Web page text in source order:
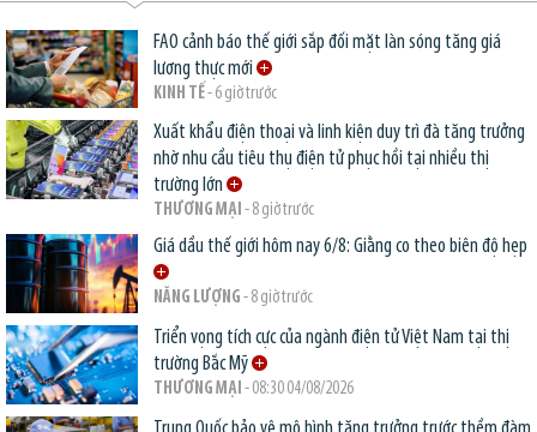
FAO cảnh báo thế giới sắp đối mặt làn sóng tăng giá
lương thực mới
KINH TẾ- 6 giờ trước
Xuất khẩu điện thoại và linh kiện duy trì đà tăng trưởng
nhờ nhu cầu tiêu thụ điện tử phục hồi tại nhiều thị
trường lớn
THƯƠNG MẠI - 8 giờ trước
Giá dầu thế giới hôm nay 6/8: Giằng co theo biên độ hẹp
NĂNG LƯỢNG - 8 giờ trước
Triển vọng tích cực của ngành điện tử Việt Nam tại thị
trường Bắc Mỹ
THƯƠNG MẠI - 08:30 04/08/2026